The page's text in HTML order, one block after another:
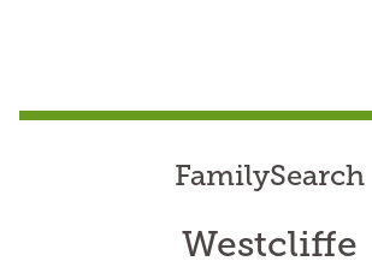
FamilySearch
Westcliffe